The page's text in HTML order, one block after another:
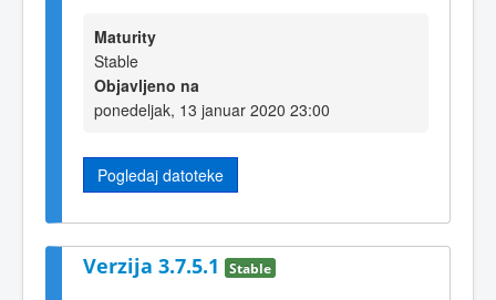
Maturity
Stable
Objavljeno na
ponedeljak, 13 januar 2020 23:00
Pogledaj datoteke
Verzija 3.7.5.1 Stable